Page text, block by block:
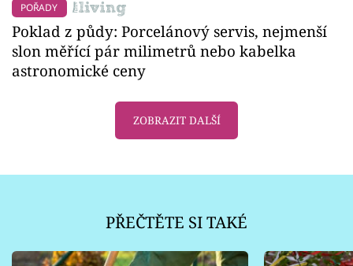
POŘADY
Poklad z půdy: Porcelánový servis, nejmenší
slon měřící pár milimetrů nebo kabelka
astronomické ceny
ZOBRAZIT DALŠÍ
PŘEČTĚTE SI TAKÉ